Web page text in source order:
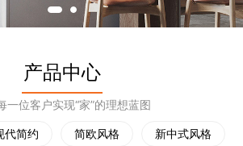
产品中心
一位客户实现“家”的理想蓝图
代简约 简欧风格 新中式风格